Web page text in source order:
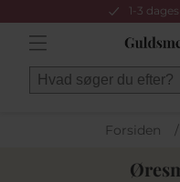
1-3
Forsiden /